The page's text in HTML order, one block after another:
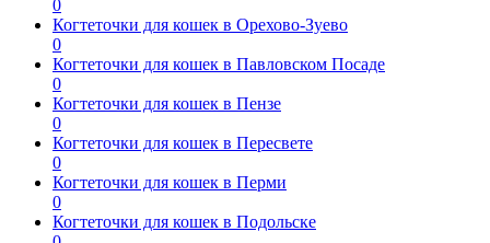
0
Когтеточки для кошек в Орехово-Зуево
0
Когтеточки для кошек в Павловском Посаде
0
Когтеточки для кошек в Пензе
0
Когтеточки для кошек в Пересвете
0
Когтеточки для кошек в Перми
0
Когтеточки для кошек в Подольске